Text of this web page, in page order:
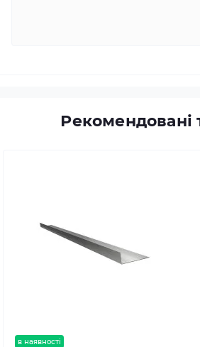
Рекомендовані
в наявності